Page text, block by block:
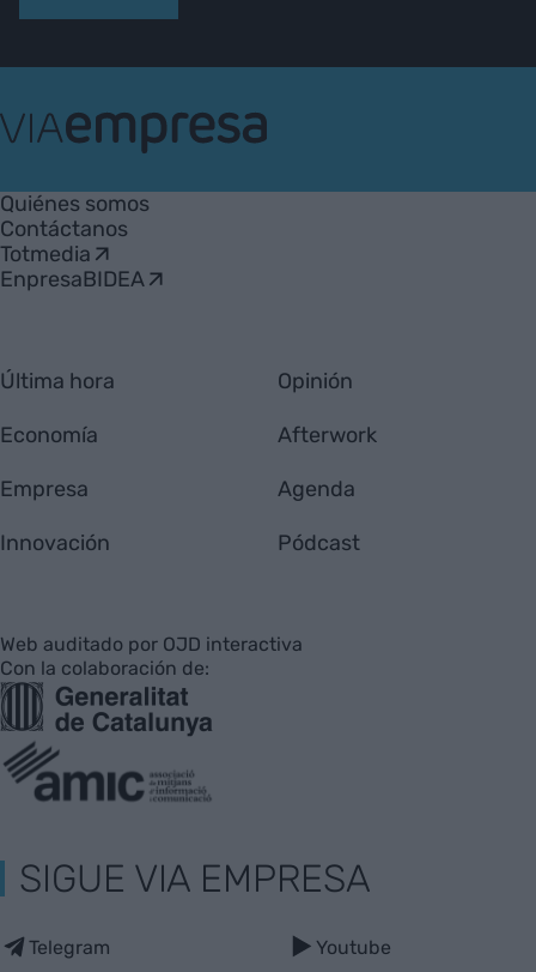
Empresa
Quiénes somos
Contáctanos
Totmedia
EnpresaBIDEA
Última hora
Economía
Empresa
Innovación
Opinión
Afterwork
Agenda
Pódcast
Web auditado por OJD interactiva
Con la colaboración de:
SIGUE VIA EMPRESA
Telegram Youtube